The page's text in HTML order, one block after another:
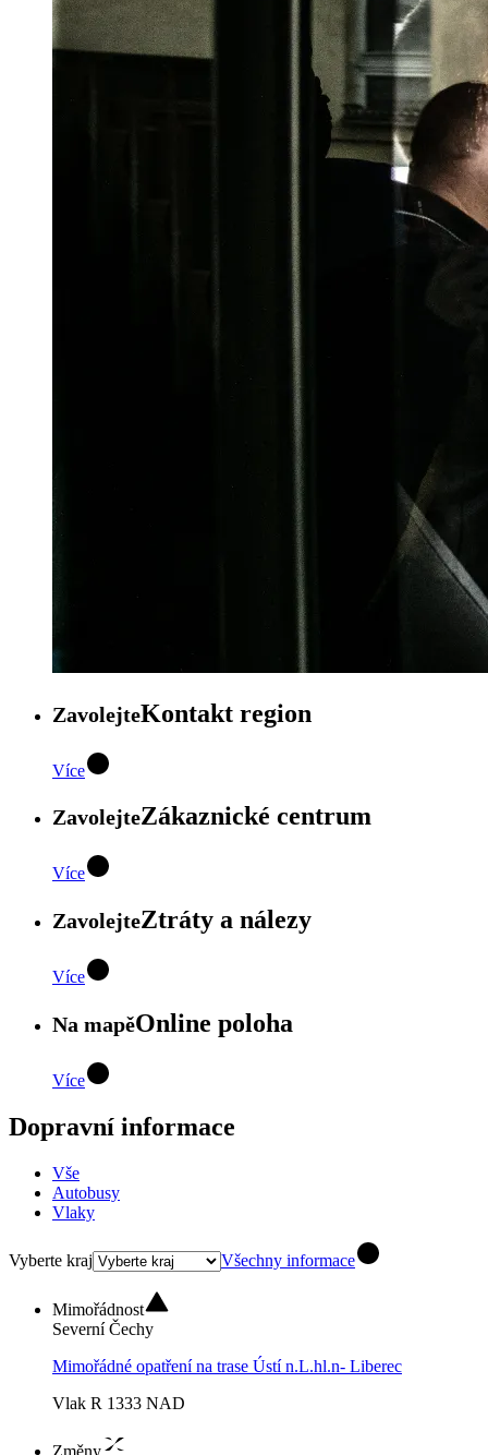
ZavolejteKontakt region
Více
ZavolejteZákaznické centrum
Více
ZavolejteZtráty a nálezy
Více
Na mapěOnline poloha
Více
Dopravní informace
Vše
Autobusy
Vlaky
Vyberte kraj Všechny informace
Mimořádnost
Severní Čechy
Mimořádné opatření na trase Ústí n.L.hl.n- Liberec
Vlak R 1333 NAD
Změny